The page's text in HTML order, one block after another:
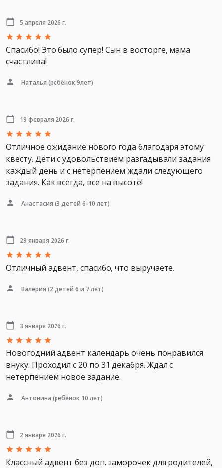
5 апреля 2026 г.
Спасибо! Это было супер! Сын в восторге, мама
счастлива!
Наталья (ребёнок 9лет)
19 февраля 2026 г.
Отличное ожидание нового года благодаря этому
квесту. Дети с удовольствием разгадывали задания
каждый день и с нетерпением ждали следующего
задания. Как всегда, все на высоте!
Анастасия (3 детей 6-10 лет)
29 января 2026 г.
Отличный адвент, спасибо, что выручаете.
Валерия (2 детей 6 и 7 лет)
3 января 2026 г.
Новогодний адвент календарь очень понравился
внуку. Проходил с 20 по 31 декабря. Ждал с
нетерпением новое задание.
Антонина (ребёнок 10 лет)
2 января 2026 г.
Классный адвент без доп. заморочек для родителей,